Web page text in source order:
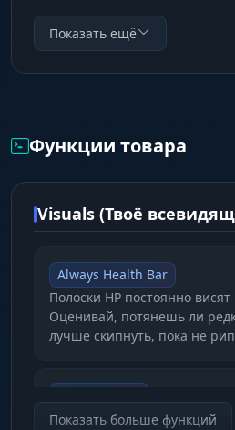
до смерти. И да, мы знаем
комплект уже входит HWID
Показать ещё
Функции товара
Visuals (Твоё
Always Health Bar
Полоски HP постоянно
Оценивай, потянешь ли
лучше скипнуть, пока не
Туман войны исчезает
Показать больше функций